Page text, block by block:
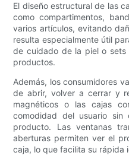
El diseño estructural de las
como compartimentos,
varios artículos, evitando
resulta especialmente útil
de cuidado de la piel o sets
productos.
Además, los consumidores
de abrir, volver a cerrar y
magnéticos o las cajas
comodidad del usuario sin
producto. Las ventanas
aberturas permiten ver el
caja, lo que facilita su rápida